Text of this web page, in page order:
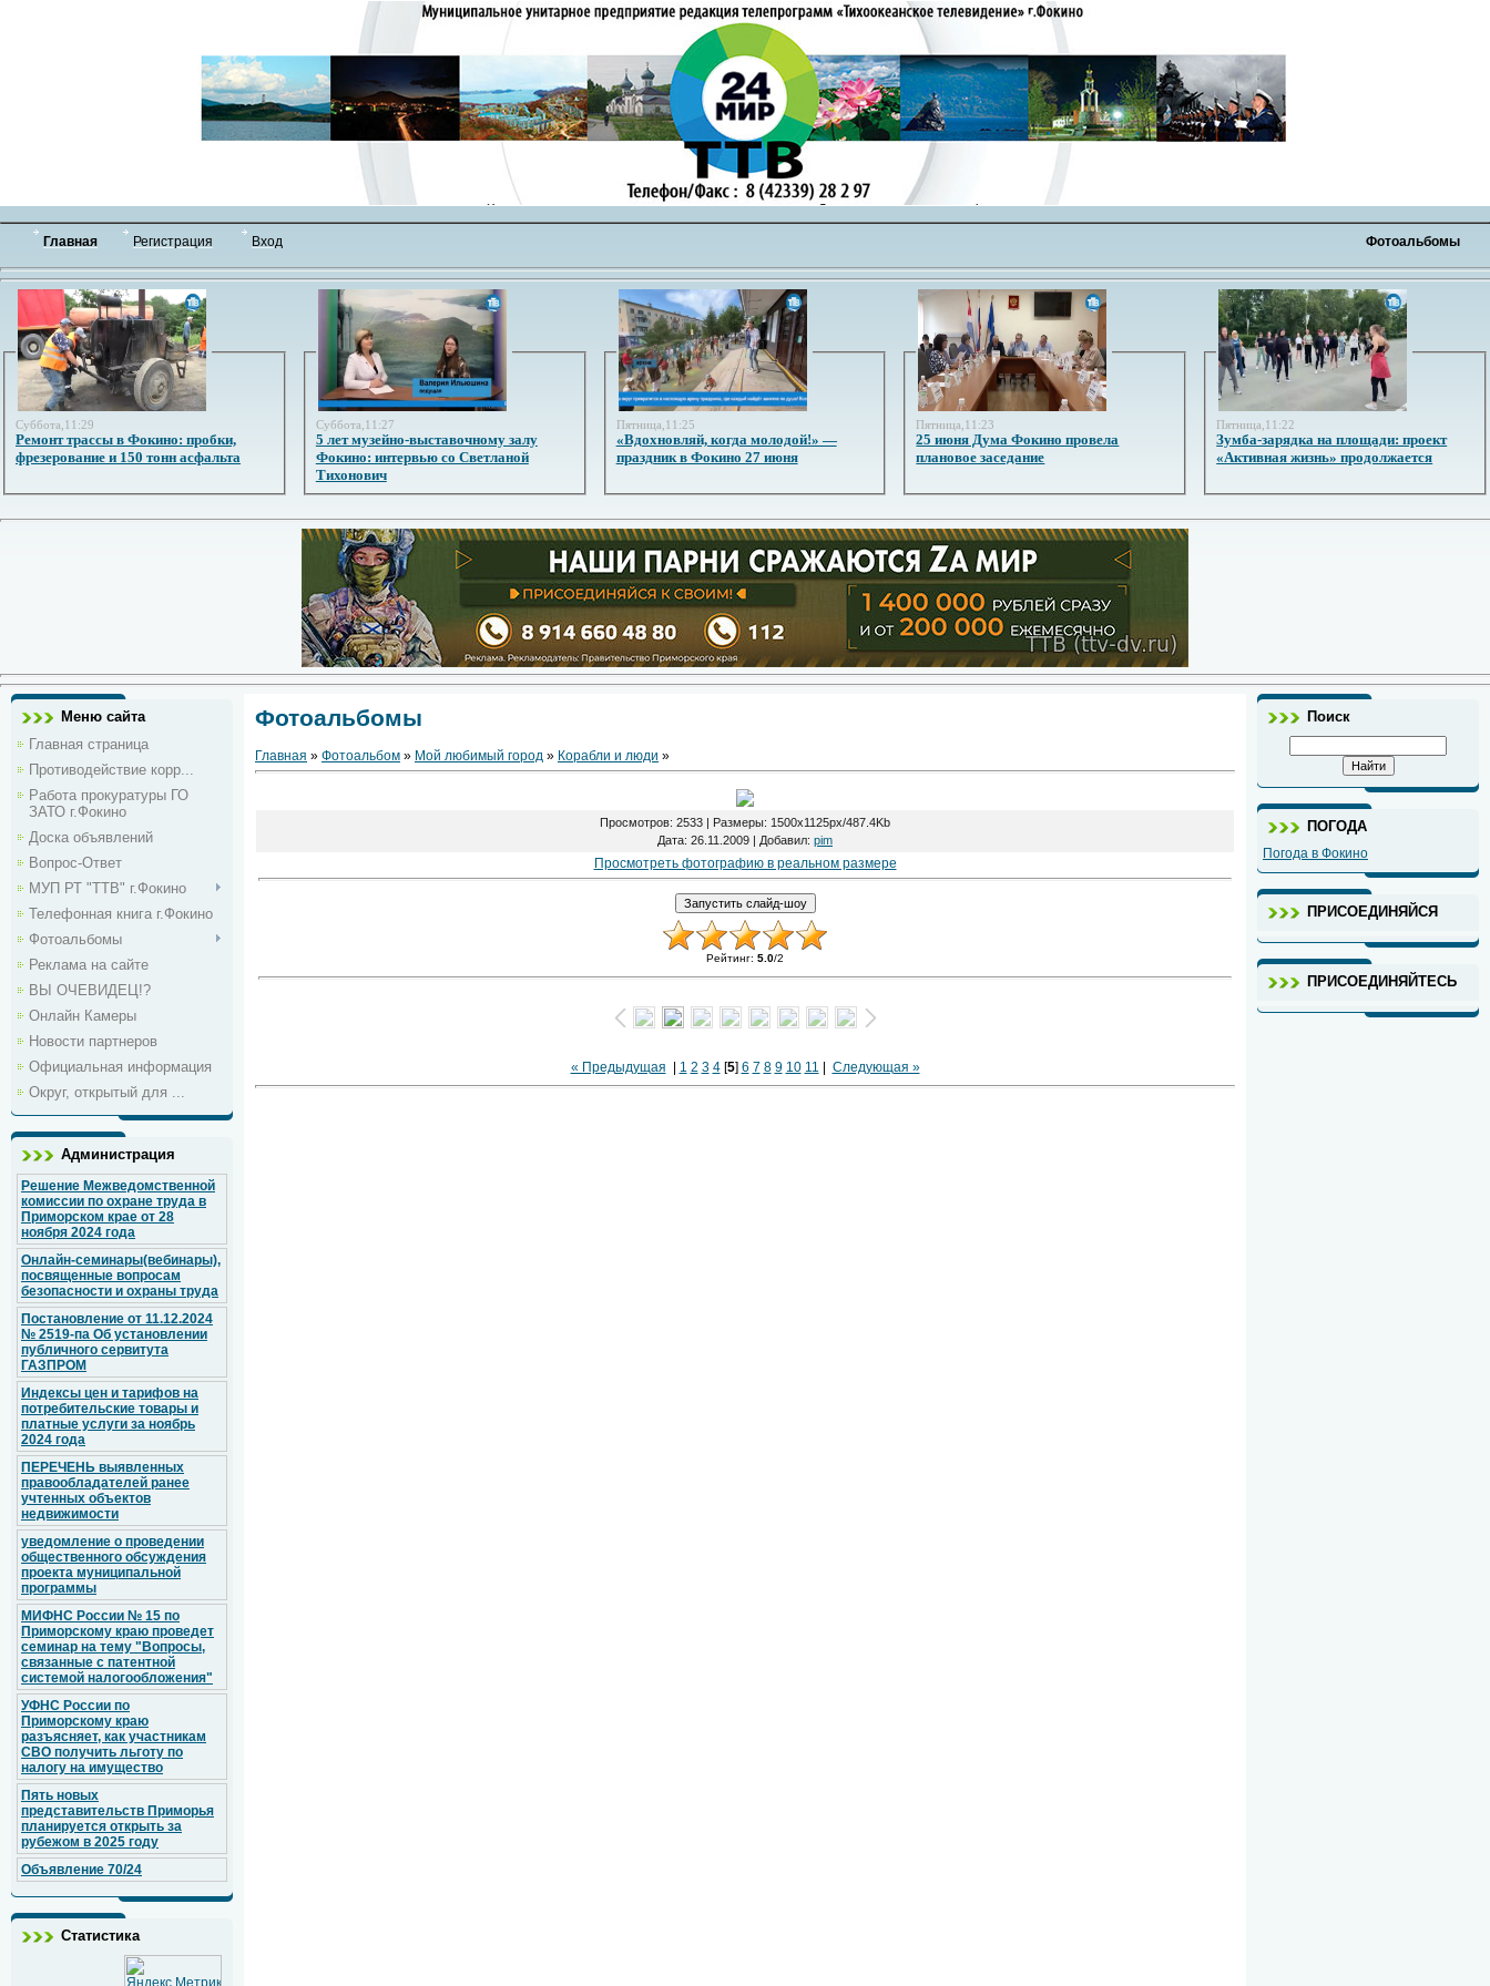
Главная Регистрация Вход Фотоальбомы
Суббота,11:29
Ремонт трассы в Фокино: пробки,
фрезерование и 150 тонн асфальта
Суббота,11:27
5 лет музейно-выставочному залу
Фокино: интервью со Светланой
Тихонович
Пятница,11:25
«Вдохновляй, когда молодой!» —
праздник в Фокино 27 июня
Пятница,11:23
25 июня Дума Фокино провела
плановое заседание
Пятница,11:22
Зумба-зарядка на площади: проект
«Активная жизнь» продолжается
Меню сайта
Главная страница
Противодействие корр...
Работа прокуратуры ГО
ЗАТО г.Фокино
Доска объявлений
Вопрос-Ответ
МУП РТ "ТТВ" г.Фокино
Телефонная книга г.Фокино
Фотоальбомы
Реклама на сайте
ВЫ ОЧЕВИДЕЦ!?
Онлайн Камеры
Новости партнеров
Официальная информация
Округ, открытый для ...
Администрация
Решение Межведомственной
комиссии по охране труда в
Приморском крае от 28
ноября 2024 года
Онлайн-семинары(вебинары),
посвященные вопросам
безопасности и охраны труда
Постановление от 11.12.2024
№ 2519-па Об установлении
публичного сервитута
ГАЗПРОМ
Индексы цен и тарифов на
потребительские товары и
платные услуги за ноябрь
2024 года
ПЕРЕЧЕНЬ выявленных
правообладателей ранее
учтенных объектов
недвижимости
уведомление о проведении
общественного обсуждения
проекта муниципальной
программы
МИФНС России № 15 по
Приморскому краю проведет
семинар на тему "Вопросы,
связанные с патентной
системой налогообложения"
УФНС России по
Приморскому краю
разъясняет, как участникам
СВО получить льготу по
налогу на имущество
Пять новых
представительств Приморья
планируется открыть за
рубежом в 2025 году
Объявление 70/24
Статистика
Фотоальбомы
Главная » Фотоальбом » Мой любимый город » Корабли и люди »
Просмотров: 2533 | Размеры: 1500x1125px/487.4Kb
Дата: 26.11.2009 | Добавил: pim
Просмотреть фотографию в реальном размере
Рейтинг: 5.0/2
« Предыдущая 1 2 3 4[5] 6 7 8 9 10 11 Следующая »
Поиск
ПОГОДА
Погода в Фокино
ПРИСОЕДИНЯЙСЯ
ПРИСОЕДИНЯЙТЕСЬ